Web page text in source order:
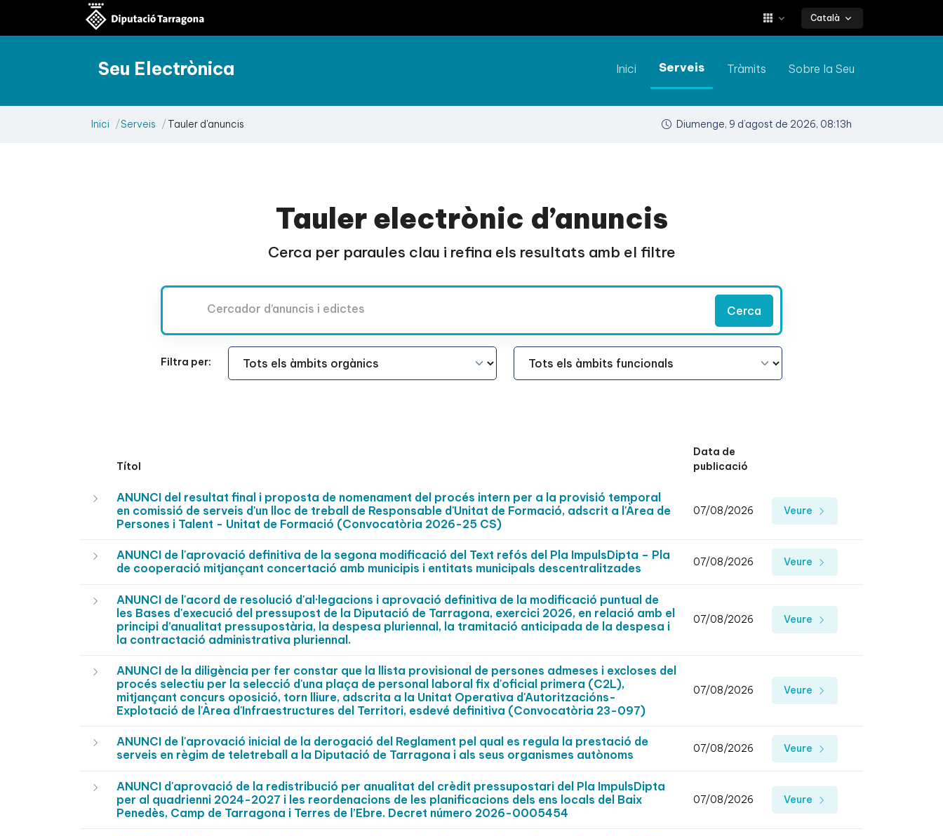
Català
Seu Electrònica Inici Serveis Tràmits Sobre la Seu
Inici Serveis Tauler d'anuncis Diumenge, 9 d’agost de 2026, 08:13h
Tauler electrònic d’anuncis
Cerca per paraules clau i refina els resultats amb el filtre
Cerca
Filtra per:
Àmbit Funcional Àmbit Funcional
Títol
Data de
publicació
ANUNCI del resultat final i proposta de nomenament del procés intern per a la provisió temporal
en comissió de serveis d'un lloc de treball de Responsable d'Unitat de Formació, adscrit a l'Àrea de
Persones i Talent - Unitat de Formació (Convocatòria 2026-25 CS)
07/08/2026 Veure
ANUNCI de l'aprovació definitiva de la segona modificació del Text refós del Pla ImpulsDipta – Pla
de cooperació mitjançant concertació amb municipis i entitats municipals descentralitzades
07/08/2026 Veure
ANUNCI de l'acord de resolució d'al·legacions i aprovació definitiva de la modificació puntual de
les Bases d'execució del pressupost de la Diputació de Tarragona, exercici 2026, en relació amb el
principi d’anualitat pressupostària, la despesa pluriennal, la tramitació anticipada de la despesa i
la contractació administrativa pluriennal.
07/08/2026 Veure
ANUNCI de la diligència per fer constar que la llista provisional de persones admeses i excloses del
procés selectiu per la selecció d'una plaça de personal laboral fix d'oficial primera (C2L),
mitjançant concurs oposició, torn lliure, adscrita a la Unitat Operativa d'Autoritzacións-
Explotació de l'Àrea d'Infraestructures del Territori, esdevé definitiva (Convocatòria 23-097)
07/08/2026 Veure
ANUNCI de l'aprovació inicial de la derogació del Reglament pel qual es regula la prestació de
serveis en règim de teletreball a la Diputació de Tarragona i als seus organismes autònoms
07/08/2026 Veure
ANUNCI d'aprovació de la redistribució per anualitat del crèdit pressupostari del Pla ImpulsDipta
per al quadrienni 2024-2027 i les reordenacions de les planificacions dels ens locals del Baix
Penedès, Camp de Tarragona i Terres de l’Ebre. Decret número 2026-0005454
07/08/2026 Veure